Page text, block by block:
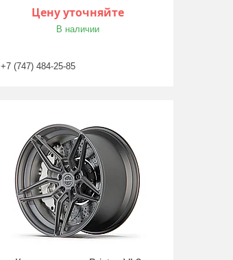
Цену уточняйте
В наличии
+7 (747) 484-25-85